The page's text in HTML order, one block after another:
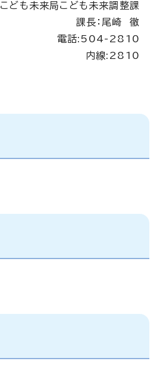
こども未来局こども未来調整課
課長：尾崎 徹
電話:504-2810
内線:2810